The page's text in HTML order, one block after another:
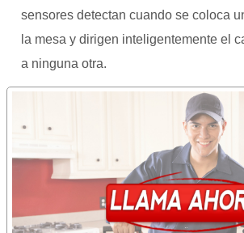
sensores detectan cuando se coloca
la mesa y dirigen inteligentemente el
a ninguna otra.